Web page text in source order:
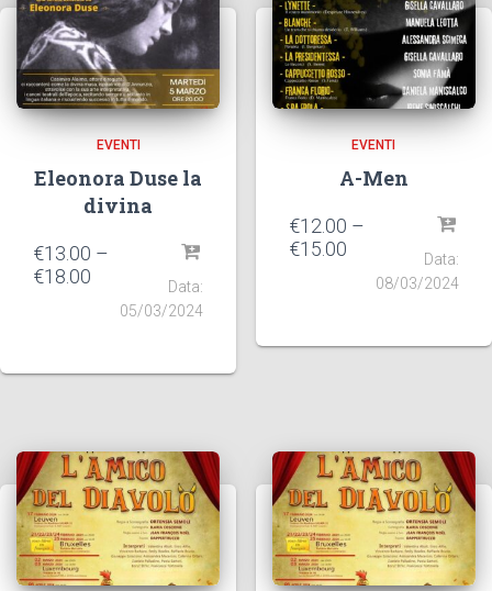
EVENTI
Eleonora Duse la
divina
€13.00 –
€18.00
Data:
05/03/2024
EVENTI
A-Men
€12.00 –
€15.00
Data:
08/03/2024